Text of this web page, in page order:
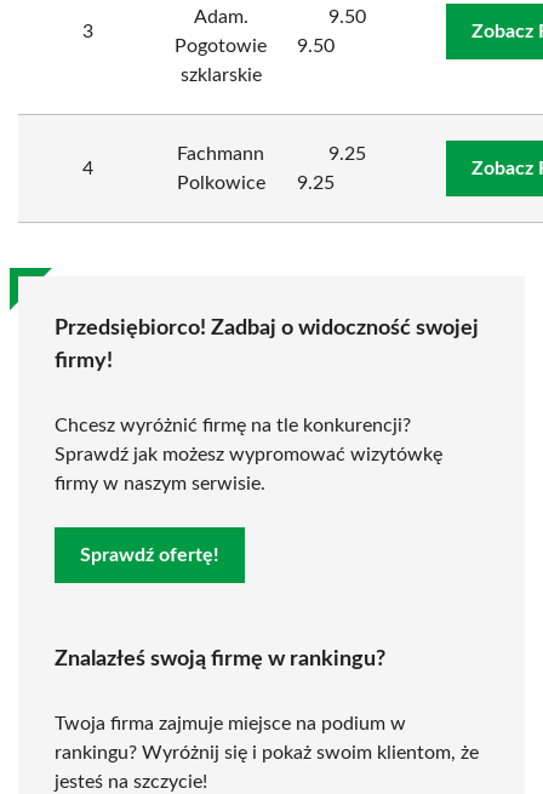
3
Adam.
Pogotowie
szklarskie
9.50
9.50
Zobacz
4
Fachmann
Polkowice
9.25
9.25
Zobacz
Przedsiębiorco! Zadbaj o widoczność swojej
firmy!
Chcesz wyróżnić firmę na tle konkurencji?
Sprawdź jak możesz wypromować wizytówkę
firmy w naszym serwisie.
Sprawdź ofertę!
Znalazłeś swoją firmę w rankingu?
Twoja firma zajmuje miejsce na podium w
rankingu? Wyróżnij się i pokaż swoim klientom, że
jesteś na szczycie!